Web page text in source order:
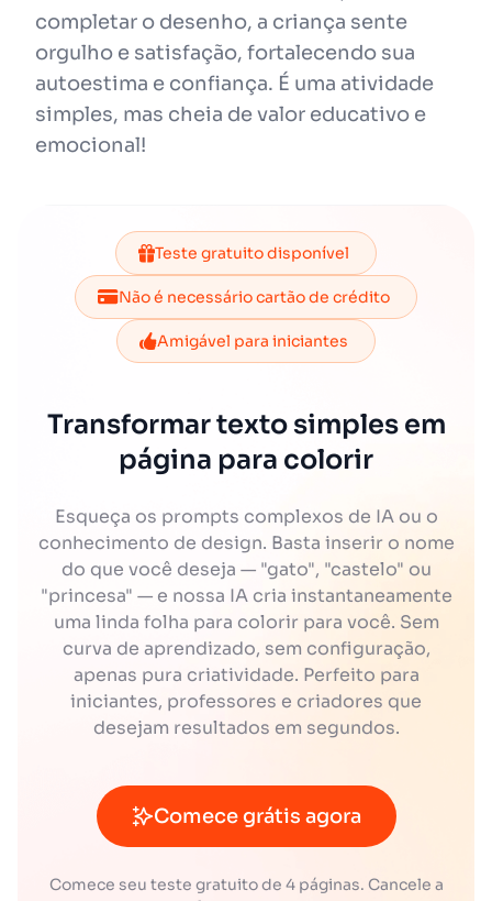
completar o desenho, a criança sente
orgulho e satisfação, fortalecendo sua
autoestima e confiança. É uma atividade
simples, mas cheia de valor educativo e
emocional!
Teste gratuito disponível
Não é necessário cartão de crédito
Amigável para iniciantes
Transformar texto simples em
página para colorir
Esqueça os prompts complexos de IA ou o
conhecimento de design. Basta inserir o nome
do que você deseja — "gato", "castelo" ou
"princesa" — e nossa IA cria instantaneamente
uma linda folha para colorir para você. Sem
curva de aprendizado, sem configuração,
apenas pura criatividade. Perfeito para
iniciantes, professores e criadores que
desejam resultados em segundos.
Comece grátis agora
Comece seu teste gratuito de 4 páginas. Cancele a